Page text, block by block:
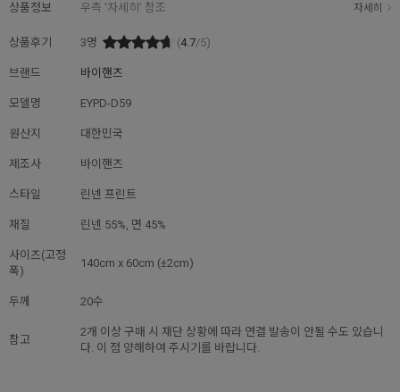
상품정보 우측 '자세히' 참조 자세히
상품후기 3명 (4.7/5)
브랜드 바이핸즈
모델명 EYPD-D59
원산지 대한민국
제조사 바이핸즈
스타일 린넨 프린트
재질 린넨 55%, 면 45%
사이즈(고정
폭)
140cm x 60cm (±2cm)
두께 20수
참고
2개 이상 구매 시 재단 상황에 따라 연결 발송이 안될 수도 있습니
다. 이 점 양해하여 주시기를 바랍니다.